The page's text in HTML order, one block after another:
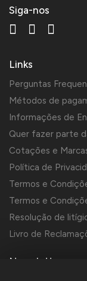
Siga-nos
Links
Perguntas
Métodos de
Informações de
Quer fazer parte
Cotações e
Política de
Termos e
Termos e
Resolução de
Livro de
Newsletter